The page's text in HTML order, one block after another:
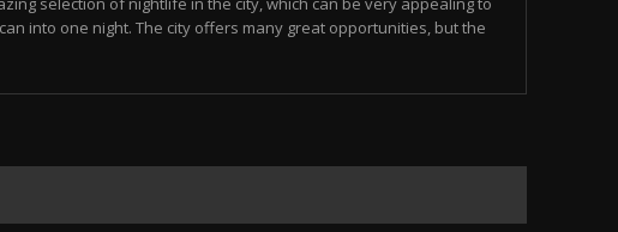
into one night. The city offers many great opportunities, but the